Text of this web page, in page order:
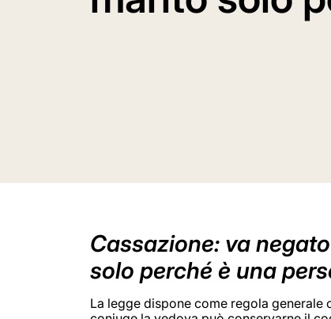
Cassazione: va
solo perché è una
La legge dispone come regola